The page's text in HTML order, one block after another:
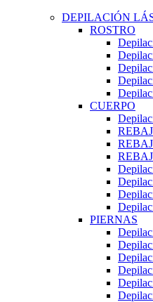
DEPILACIÓN
ROSTRO
CUERPO
PIERNAS